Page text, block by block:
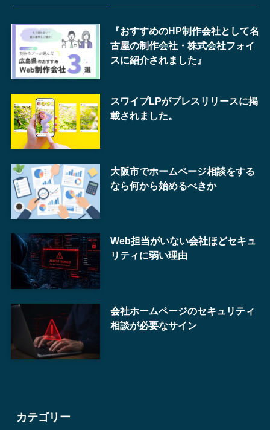
『おすすめのHP制作会社として名
古屋の制作会社・株式会社フォイ
スに紹介されました』
スワイプLPがプレスリリースに掲
載されました。
大阪市でホームページ相談をする
なら何から始めるべきか
Web担当がいない会社ほどセキュ
リティに弱い理由
会社ホームページのセキュリティ
相談が必要なサイン
カテゴリー